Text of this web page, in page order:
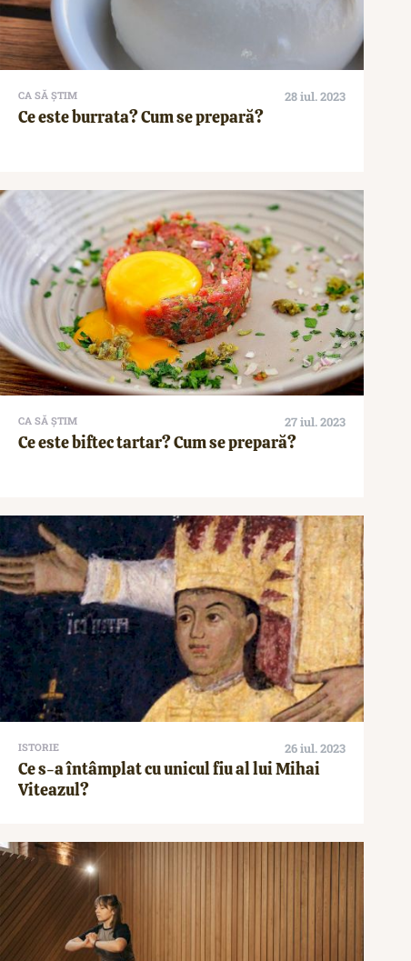
CA SĂ ȘTIM 28 iul. 2023
Ce este burrata? Cum se prepară?
CA SĂ ȘTIM 27 iul. 2023
Ce este biftec tartar? Cum se prepară?
ISTORIE 26 iul. 2023
Ce s-a întâmplat cu unicul fiu al lui Mihai
Viteazul?